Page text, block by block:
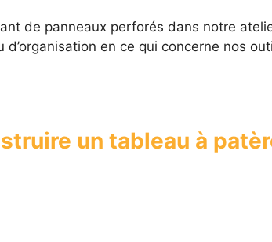
de panneaux perforés dans notre
en ce qui concerne nos
un tableau à